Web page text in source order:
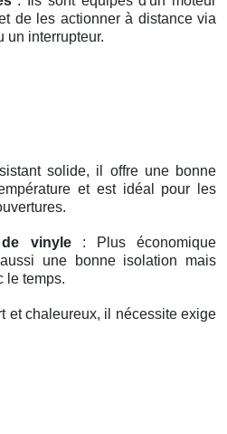
de les actionner à distance via
un interrupteur.
solide, il offre une bonne
et est idéal pour les
vinyle: Plus économique
une bonne isolation mais
le temps.
et chaleureux, il nécessite exige